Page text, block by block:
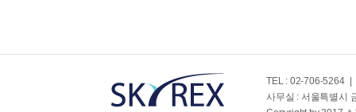
TEL : 02-706-5264
사무실 : 서울특별시